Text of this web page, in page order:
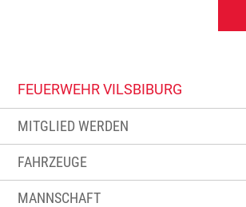
FEUERWEHR VILSBIBURG
MITGLIED WERDEN
FAHRZEUGE
MANNSCHAFT